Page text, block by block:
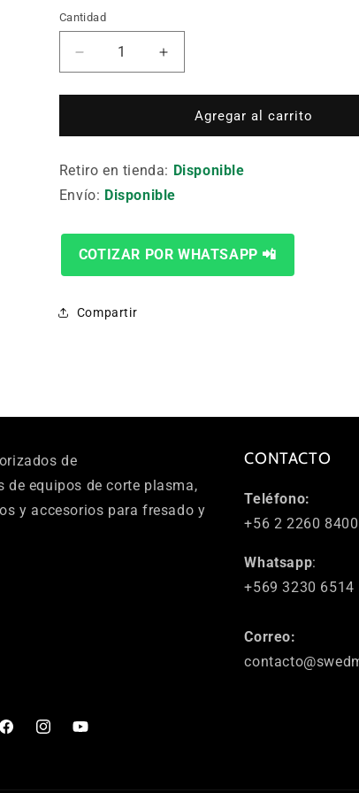
Cantidad
Cantidad
Reducir
cantidad
para
100A
Aumentar
cantidad
para
ELECTRODO
100A
Agregar al carrito
Retiro en tienda: Disponible
Envío: Disponible
COTIZAR POR WHATSAPP 📲
Compartir
de
de equipos de corte plasma,
y accesorios para fresado y
CONTACTO
Teléfono:
+56 2 2260 8400
Whatsapp:
+569 3230 6514
Correo:
FacebookInstagramYouTube